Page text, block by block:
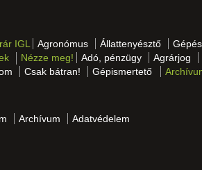
IGL Agronómus Állattenyésztő
Nézze meg! Adó, pénzügy
Agrárjog
Csak bátran! Gépismertető
Archívum Adatvédelem